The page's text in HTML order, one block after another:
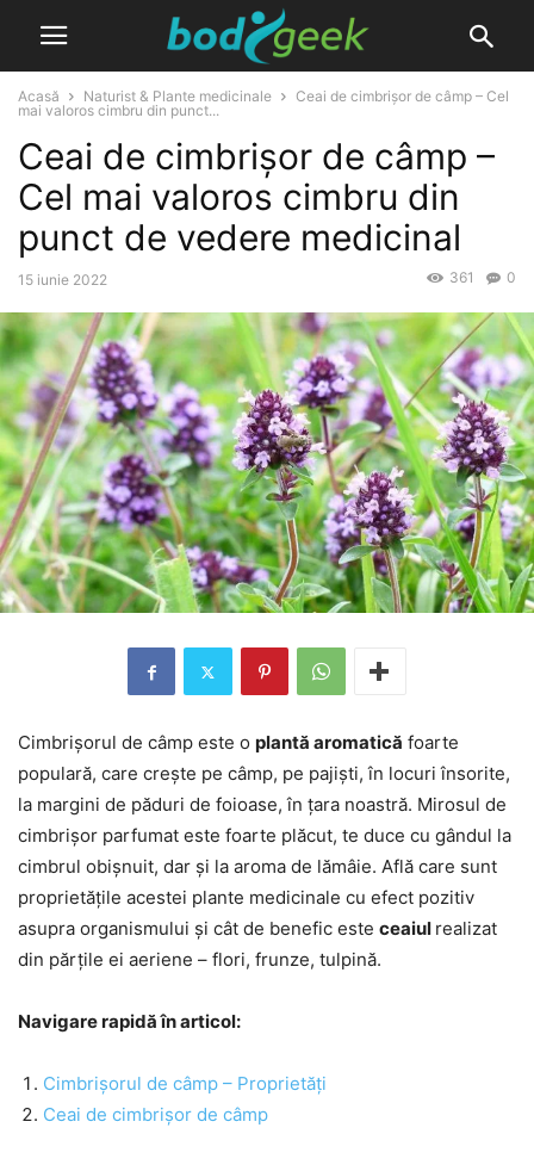
Acasă Naturist & Plante medicinale
Ceai de cimbrișor de câmp – Cel
mai valoros cimbru din punct...
Ceai de cimbrișor de câmp –
Cel mai valoros cimbru din
punct de vedere medicinal
15 iunie 2022 0
361
Cimbrișorul de câmp este o plantă aromatică foarte
populară, care crește pe câmp, pe pajiști, în locuri însorite,
la margini de păduri de foioase, în țara noastră. Mirosul de
cimbrișor parfumat este foarte plăcut, te duce cu gândul la
cimbrul obișnuit, dar și la aroma de lămâie. Află care sunt
proprietățile acestei plante medicinale cu efect pozitiv
asupra organismului și cât de benefic este ceaiul realizat
din părțile ei aeriene – flori, frunze, tulpină.
Navigare rapidă în articol:
Cimbrișorul de câmp – Proprietăți
Ceai de cimbrișor de câmp